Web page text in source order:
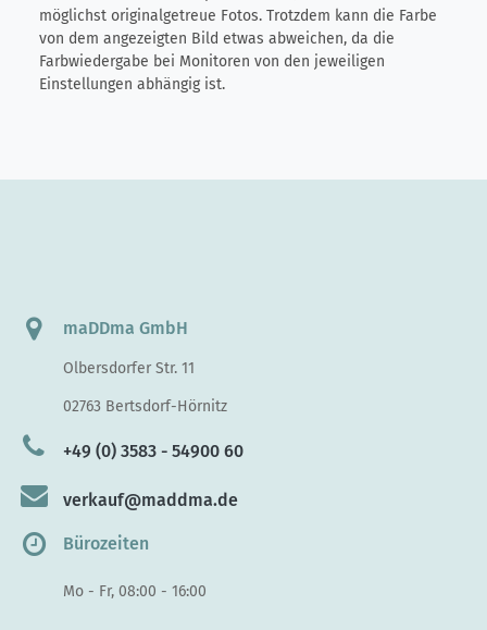
möglichst originalgetreue Fotos. Trotzdem kann die Farbe
von dem angezeigten Bild etwas abweichen, da die
Farbwiedergabe bei Monitoren von den jeweiligen
Einstellungen abhängig ist.
maDDma GmbH
Olbersdorfer Str. 11
02763 Bertsdorf-Hörnitz
+49 (0) 3583 - 54900 60
verkauf@maddma.de
Bürozeiten
Mo - Fr, 08:00 - 16:00